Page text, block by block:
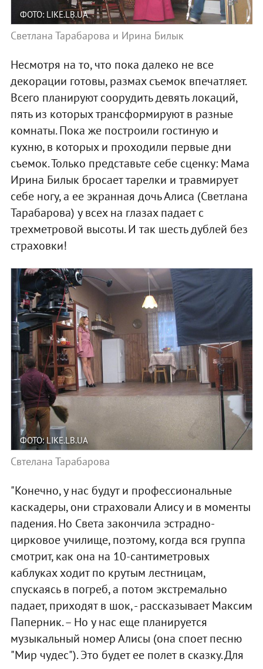
ФОТО: LIKE.LB.UA
Светлана Тарабарова и Ирина Билык
Несмотря на то, что пока далеко не все
декорации готовы, размах съемок впечатляет.
Всего планируют соорудить девять локаций,
пять из которых трансформируют в разные
комнаты. Пока же построили гостиную и
кухню, в которых и проходили первые дни
съемок. Только представьте себе сценку: Мама
Ирина Билык бросает тарелки и травмирует
себе ногу, а ее экранная дочь Алиса (Светлана
Тарабарова) у всех на глазах падает с
трехметровой высоты. И так шесть дублей без
страховки!
ФОТО: LIKE.LB.UA
Свтелана Тарабарова
"Конечно, у нас будут и профессиональные
каскадеры, они страховали Алису и в моменты
падения. Но Света закончила эстрадно-
цирковое училище, поэтому, когда вся группа
смотрит, как она на 10-сантиметровых
каблуках ходит по крутым лестницам,
спускаясь в погреб, а потом экстремально
падает, приходят в шок, - рассказывает Максим
Паперник. – Но у нас еще планируется
музыкальный номер Алисы (она споет песню
"Мир чудес"). Это будет ее полет в сказку. Для